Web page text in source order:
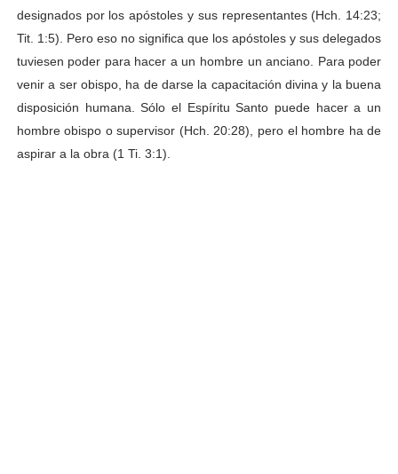
designados por los apóstoles y sus representantes (Hch. 14:23;
Tit. 1:5). Pero eso no significa que los apóstoles y sus delegados
tuviesen poder para hacer a un hombre un anciano. Para poder
venir a ser obispo, ha de darse la capacitación divina y la buena
disposición humana. Sólo el Espíritu Santo puede hacer a un
hombre obispo o supervisor (Hch. 20:28), pero el hombre ha de
aspirar a la obra (1 Ti. 3:1).